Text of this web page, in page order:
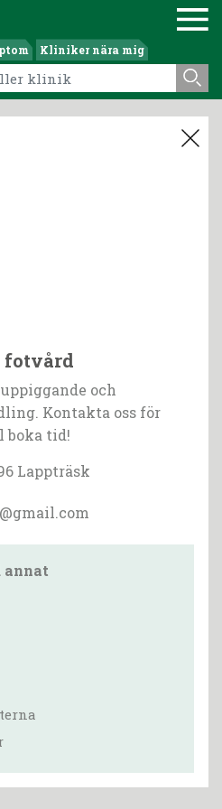
Kliniker nära mig
fotvård
och
Kontakta oss för
boka tid!
Lappträsk
annat